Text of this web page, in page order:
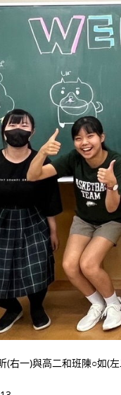
(右一)與高二和班陳○如(